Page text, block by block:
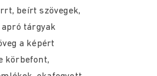
beírt szövegek,
tárgyak
a képért
körbefont,